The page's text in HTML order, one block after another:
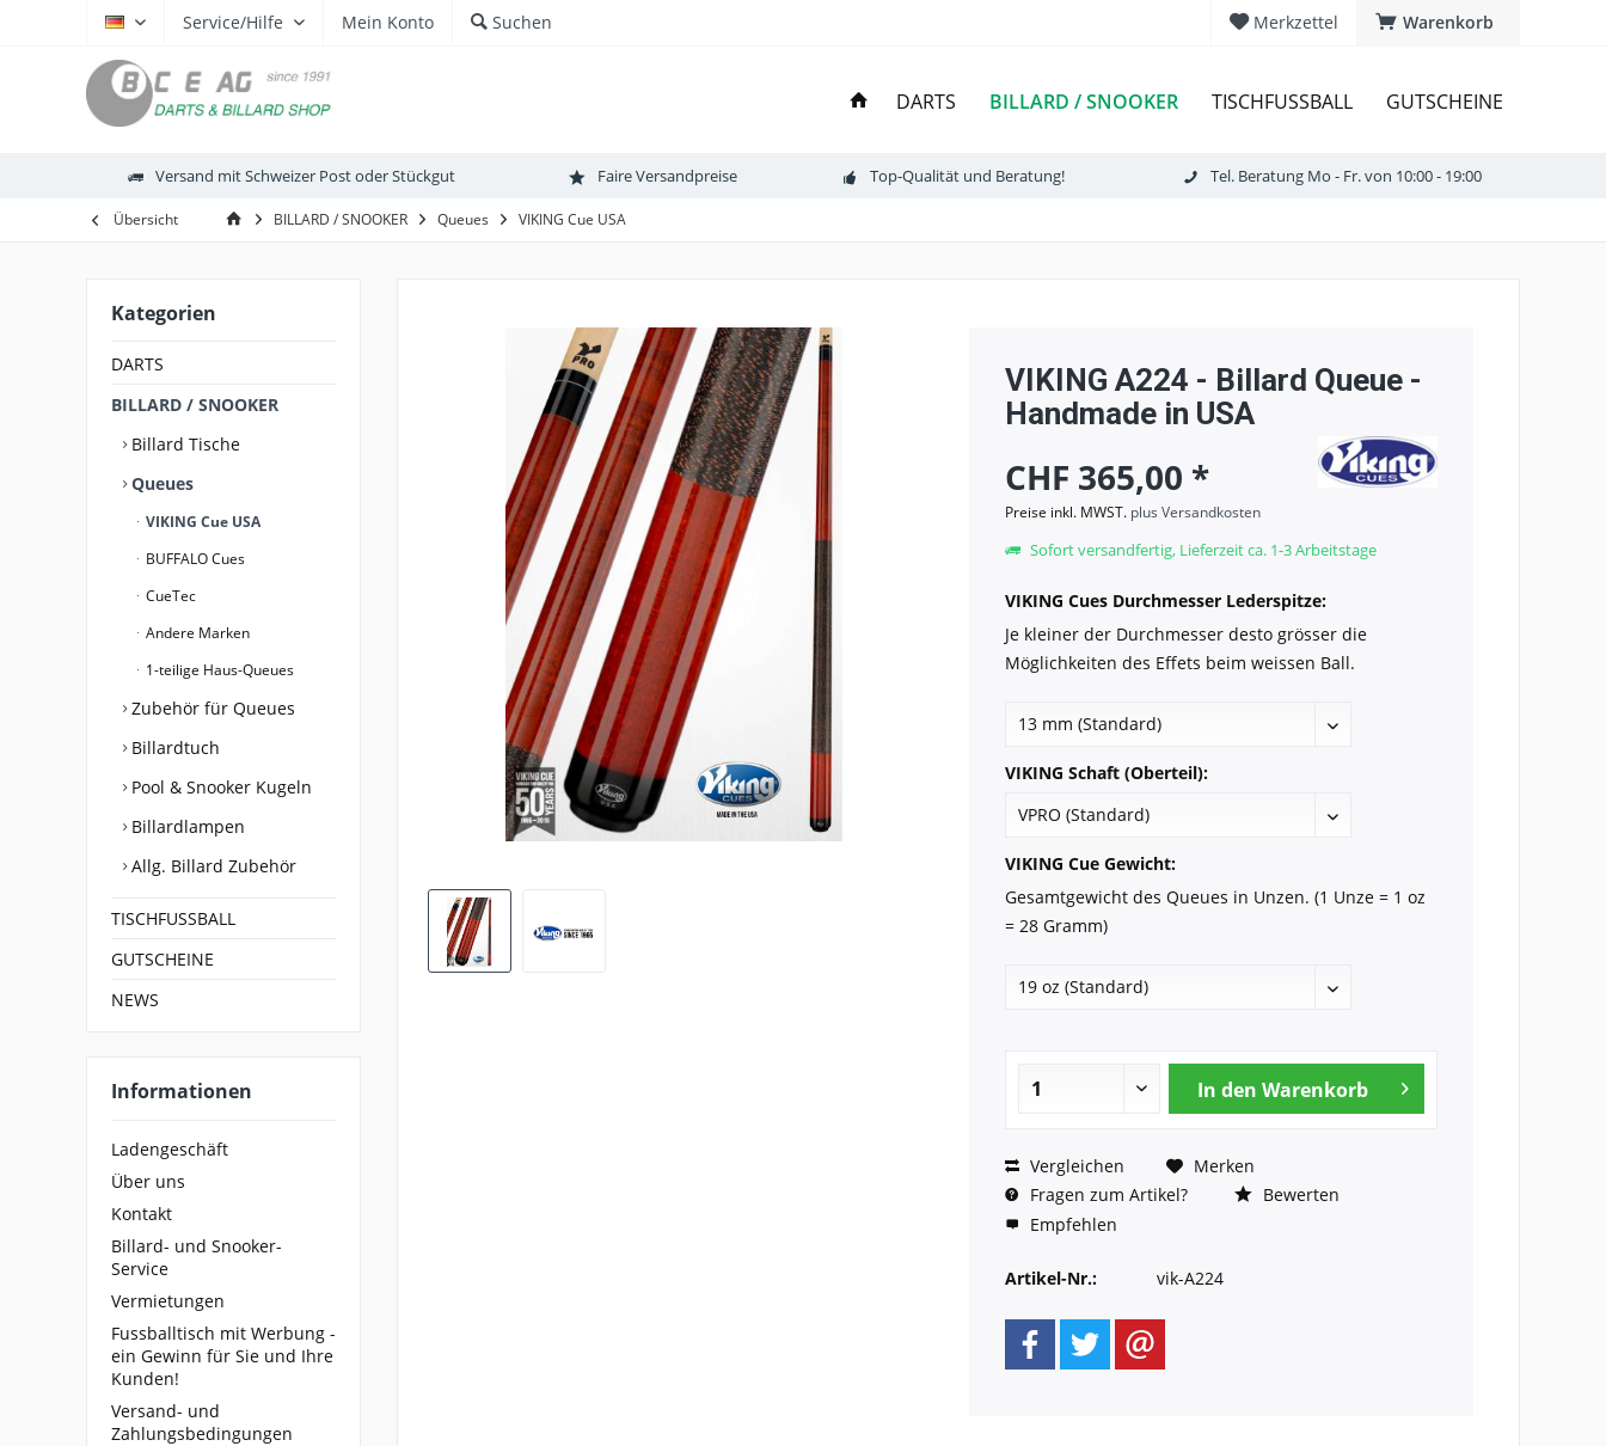
Warenkorb
Merkzettel
Service/Hilfe Mein Konto Suchen
DARTS BILLARD / SNOOKER TISCHFUSSBALL GUTSCHEINE
Versand mit Schweizer Post oder Stückgut Faire Versandpreise Top-Qualität und Beratung! Tel. Beratung Mo - Fr. von 10:00 - 19:00
Übersicht BILLARD / SNOOKER Queues VIKING Cue USA
Kategorien
DARTS
BILLARD / SNOOKER
Billard Tische
Queues
VIKING Cue USA
BUFFALO Cues
CueTec
Andere Marken
1-teilige Haus-Queues
Zubehör für Queues
Billardtuch
Pool & Snooker Kugeln
Billardlampen
Allg. Billard Zubehör
TISCHFUSSBALL
GUTSCHEINE
NEWS
Informationen
Ladengeschäft
Über uns
Kontakt
Billard- und Snooker-
Service
Vermietungen
Fussballtisch mit Werbung -
ein Gewinn für Sie und Ihre
Kunden!
Versand- und
Zahlungsbedingungen
VIKING A224 - Billard Queue -
Handmade in USA
CHF 365,00 *
Preise inkl. MWST. plus Versandkosten
Sofort versandfertig, Lieferzeit ca. 1-3 Arbeitstage
VIKING Cues Durchmesser Lederspitze:
Je kleiner der Durchmesser desto grösser die
Möglichkeiten des Effets beim weissen Ball.
VIKING Schaft (Oberteil):
VIKING Cue Gewicht:
Gesamtgewicht des Queues in Unzen. (1 Unze = 1 oz
= 28 Gramm)
In den Warenkorb
Vergleichen
Merken
Fragen zum Artikel?
Bewerten
Empfehlen
Artikel-Nr.: vik-A224